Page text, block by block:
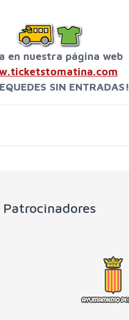
en nuestra página web
SIN ENTRADAS!
Patrocinadores